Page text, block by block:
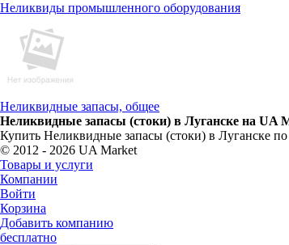
Неликвиды промышленного оборудования
Неликвидные запасы, общее
Неликвидные запасы (стоки) в Луганске на UA
Купить Неликвидные запасы (стоки) в Луганске
© 2012 - 2026 UA Market
Товары и услуги
Компании
Войти
Корзина
Добавить компанию
бесплатно